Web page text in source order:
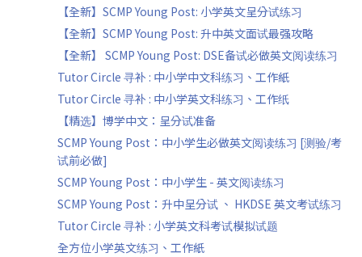
【全新】SCMP Young Post: 小学英文呈分试练习
【全新】SCMP Young Post: 升中英文面试最强攻略
【全新】 SCMP Young Post: DSE备试必做英文阅读练习
Tutor Circle 寻补 : 中小学中文科练习、工作紙
Tutor Circle 寻补 : 中小学英文科练习、工作纸
【精选】博学中文：呈分试准备
SCMP Young Post：中小学生必做英文阅读练习 [测验/考
试前必做]
SCMP Young Post：中小学生 - 英文阅读练习
SCMP Young Post：升中呈分试 、 HKDSE 英文考试练习
Tutor Circle 寻补 : 小学英文科考试模拟试题
全方位小学英文练习、工作紙